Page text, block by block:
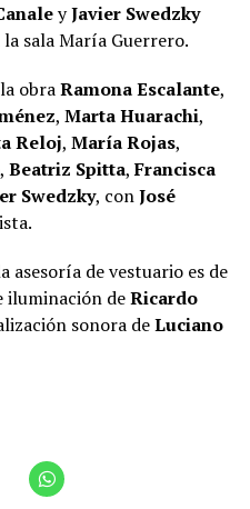
yJavier Swedzky
sala María Guerrero.
obraRamona Escalante,
, Marta Huarachi,
Reloj, María Rojas,
, Beatriz Spitta,Francisca
Swedzky, conJosé
asesoría de vestuario es de
iluminación deRicardo
sonora deLuciano